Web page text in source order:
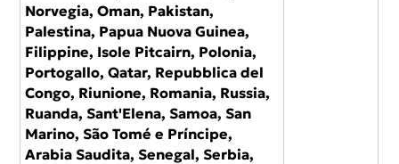
Norvegia, Oman, Pakistan,
Palestina, Papua Nuova Guinea,
Filippine, Isole Pitcairn, Polonia,
Portogallo, Qatar, Repubblica del
Congo, Riunione, Romania, Russia,
Ruanda, Sant'Elena, Samoa, San
Marino, São Tomé e Príncipe,
Arabia Saudita, Senegal, Serbia,